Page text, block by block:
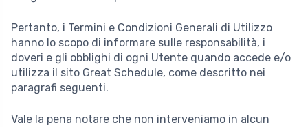
Pertanto, i Termini e Condizioni Generali di Utilizzo
hanno lo scopo di informare sulle responsabilità, i
doveri e gli obblighi di ogni Utente quando accede e/o
utilizza il sito Great Schedule, come descritto nei
paragrafi seguenti.
Vale la pena notare che non interveniamo in alcun